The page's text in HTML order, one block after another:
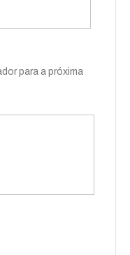
para a próxima